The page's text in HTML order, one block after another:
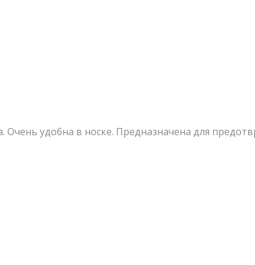
Очень удобна в носке. Предназначена для